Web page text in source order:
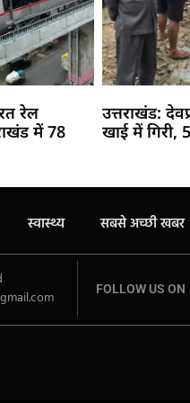
रेल
में 78
उत्तराखंड:
खाई में गिरी,
स्वास्थ्य सबसे अच्छी खबर
FOLLOW US ON